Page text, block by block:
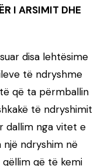
I ARSIMIT DHE
disa lehtësime
të ndryshme
që ta përmballin
të ndryshimit
dallim nga vitet e
një ndryshim në
që të kemi